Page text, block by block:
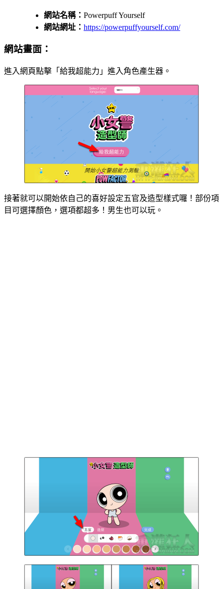
網站名稱： Powerpuff Yourself
網站網址： https://powerpuffyourself.com/
網站畫面：
進入網頁點擊「給我超能力」進入角色產生器。
接著就可以開始依自己的喜好設定五官及造型樣式囉！部份項
目可選擇顏色，選項都超多！男生也可以玩。